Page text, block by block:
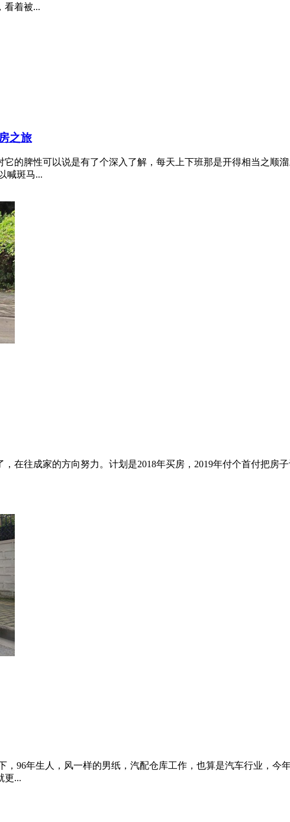
看着被...
之旅
的脾性可以说是有了个深入了解，每天上下班那是开得相当之顺
斑马...